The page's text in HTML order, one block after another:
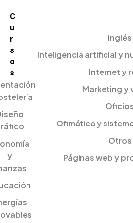
C
u
r
s
o
s
y
Inglés
Inteligencia artificial y
Internet y
Marketing y
Oficios
Ofimática y
Otros
Páginas web y